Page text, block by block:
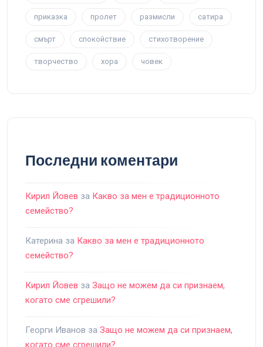
приказка пролет размисли сатира
смърт спокойствие стихотворение
творчество хора човек
Последни коментари
Кирил Йовев за Какво за мен е традиционното
семейство?
Катерина за Какво за мен е традиционното
семейство?
Кирил Йовев за Защо не можем да си признаем,
когато сме сгрешили?
Георги Иванов за Защо не можем да си признаем,
когато сме сгрешили?